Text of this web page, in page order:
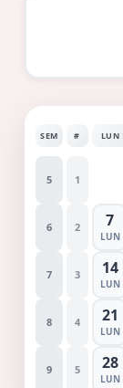
SEM # LUN
5 1
6 2 7
LUN
7 3 14
LUN
8 4 21
LUN
9 5 28
LUN